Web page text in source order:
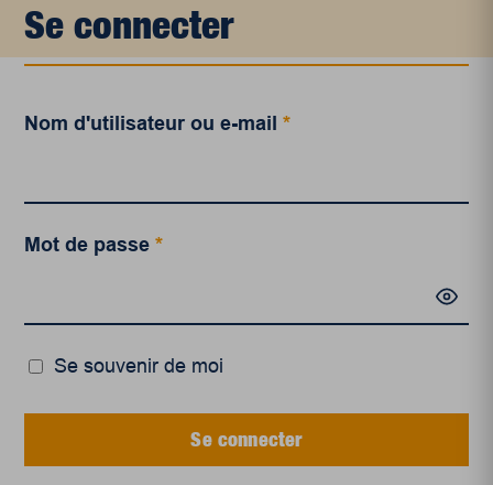
Se connecter
Nom d'utilisateur ou e-mail*
Mot de passe*
Se souvenir de moi
Se connecter